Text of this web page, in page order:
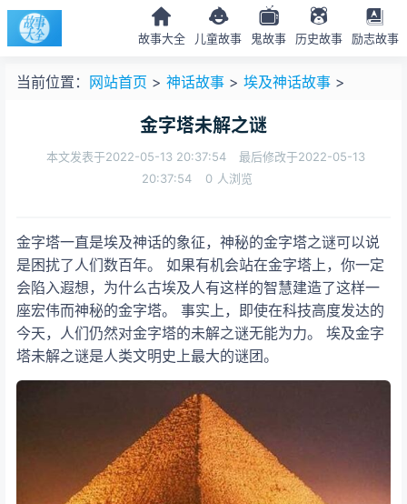
故事大全 儿童故事 鬼故事 历史故事 励志故事
当前位置： 网站首页 > 神话故事 > 埃及神话故事 >
金字塔未解之谜
本文发表于2022-05-13 20:37:54
最后修改于2022-05-13
20:37:54
0 人浏览
金字塔一直是埃及神话的象征，神秘的金字塔之谜可以说
是困扰了人们数百年。 如果有机会站在金字塔上，你一定
会陷入遐想，为什么古埃及人有这样的智慧建造了这样一
座宏伟而神秘的金字塔。 事实上，即使在科技高度发达的
今天，人们仍然对金字塔的未解之谜无能为力。 埃及金字
塔未解之谜是人类文明史上最大的谜团。